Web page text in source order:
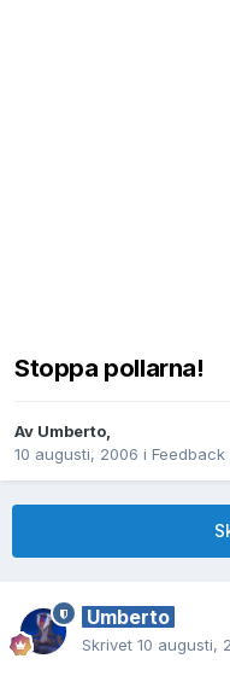
Stoppa pollarna!
Av Umberto,
10 augusti, 2006 i
Umberto
Skrivet 10 augusti,